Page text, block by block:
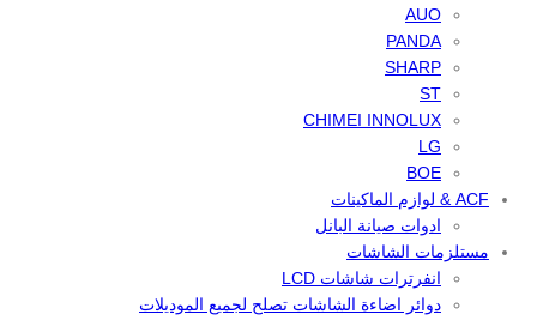
AUO
PANDA
SHARP
ST
CHIMEI INNOLUX
LG
BOE
ACF & لوازم الماكينات
ادوات صيانة البانل
مستلزمات الشاشات
انفرترات شاشات LCD
دوائر اضاءة الشاشات تصلح لجميع الموديلات